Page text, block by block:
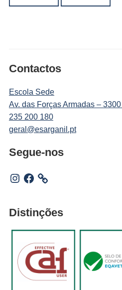
Contactos
Escola Sede
Av. das Forças Armadas – 3300
235 200 180
geral@esarganil.pt
Segue-nos
Instagram
Facebook
Distinções